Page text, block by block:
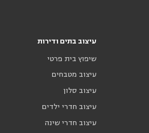
עיצוב בתים ודירות
שיפוץ בית פרטי
עיצוב מטבחים
עיצוב סלון
עיצוב חדרי ילדים
עיצוב חדרי שינה